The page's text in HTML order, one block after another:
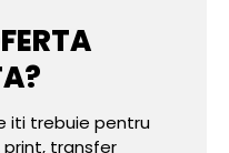
iti trebuie pentru
transfer